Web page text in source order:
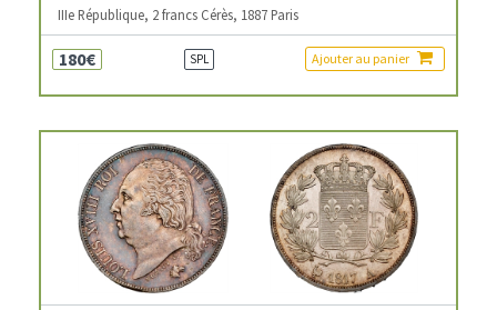
IIIe République, 2 francs Cérès, 1887 Paris
180€ SPL Ajouter au panier